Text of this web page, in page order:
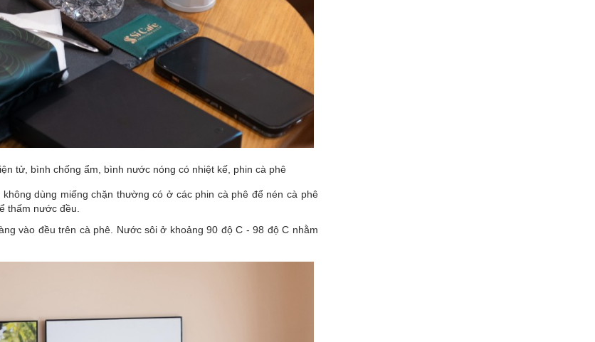
tử, bình chống ẩm, bình nước nóng có nhiệt kế, phin cà phê
dùng miếng chặn thường có ở các phin cà phê để nén cà phê
thấm nước đều.
vào đều trên cà phê. Nước sôi ở khoảng 90 độ C - 98 độ C nhằm